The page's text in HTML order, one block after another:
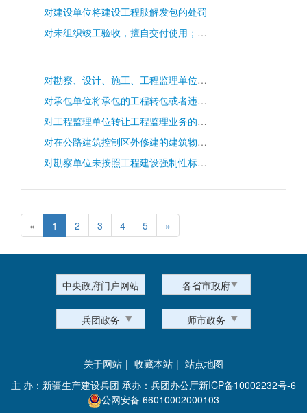
对建设单位将建设工程肢解发包的处罚
对未组织竣工验收，擅自交付使用；验收不合格，擅自交付使用的；对不合格的建设工程按照合格工程验收的处罚
对勘察、设计、施工、工程监理单位超越本单位资质等级承揽工程、未取得资质证书承揽工程、以欺骗手段取得资质证书承揽工程的处罚
对承包单位将承包的工程转包或者违法分包的处罚
对工程监理单位转让工程监理业务的处罚
对在公路建筑控制区外修建的建筑物、地面构筑物以及其他设施遮挡公路标志或者妨碍安全视距的处罚
对勘察单位未按照工程建设强制性标准进行勘察；设计单位未根据勘察成果文件进行工程设计；设计单位指定建筑材料、建筑构配件的生产厂、供应商的；设计单位未按照工程建设强制性标准进行设计的处罚
« 1 2 3 4 5 »
中央政府门户网站 各省市政府
兵团政务 师市政务
关于网站 | 收藏本站 | 站点地图
主 办：新疆生产建设兵团 承办：兵团办公厅新ICP备10002232号-6
公网安备 66010002000103